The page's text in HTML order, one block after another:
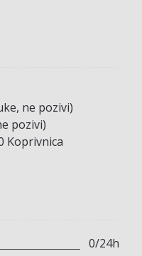
ne pozivi)
pozivi)
Koprivnica
0/24h